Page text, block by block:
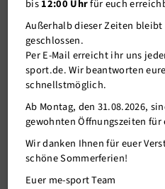
Dank unseres
AG, erhielten rund 105
Stadionsbesuch bei Fortuna
ehrenamtliches Engagement in
Bei den Spielen Greuther Fürth,
Münster konnten unsere
Merkur Spiel-Arena genießen.
Vielen Dank an die Stadtwerke
bis12:00 Uhrfür euch
Außerhalb dieser Zeiten
geschlossen.
Per E-Mail erreicht ihr uns
sport.de. Wir beantworten
schnellstmöglich.
Ab Montag, den 31.08.2026,
gewohnten Öffnungszeiten für
Wir danken Ihnen für euer
schöne Sommerferien!
Euer me-sport Team